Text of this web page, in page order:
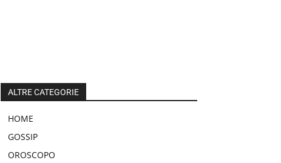
ALTRE CATEGORIE
HOME
GOSSIP
OROSCOPO